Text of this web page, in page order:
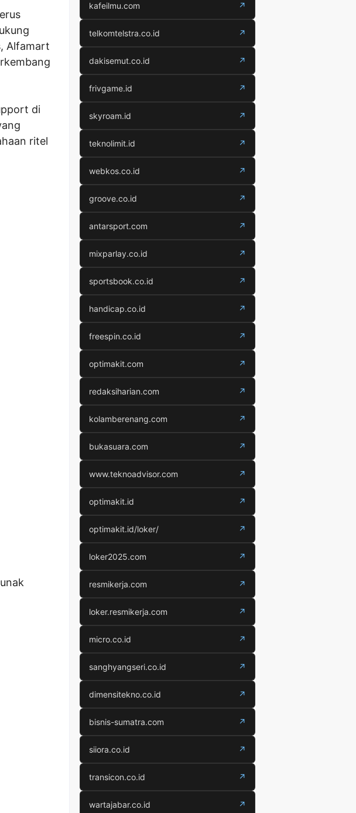
Alfamart
di
ritel
kafeilmu.com ↗
telkomtelstra.co.id ↗
dakisemut.co.id ↗
frivgame.id ↗
skyroam.id ↗
teknolimit.id ↗
webkos.co.id ↗
groove.co.id ↗
antarsport.com ↗
mixparlay.co.id ↗
sportsbook.co.id ↗
handicap.co.id ↗
freespin.co.id ↗
optimakit.com ↗
redaksiharian.com ↗
kolamberenang.com ↗
bukasuara.com ↗
www.teknoadvisor.com ↗
optimakit.id ↗
optimakit.id/loker/ ↗
loker2025.com ↗
resmikerja.com ↗
loker.resmikerja.com ↗
micro.co.id ↗
sanghyangseri.co.id ↗
dimensitekno.co.id ↗
bisnis-sumatra.com ↗
siiora.co.id ↗
transicon.co.id ↗
wartajabar.co.id ↗